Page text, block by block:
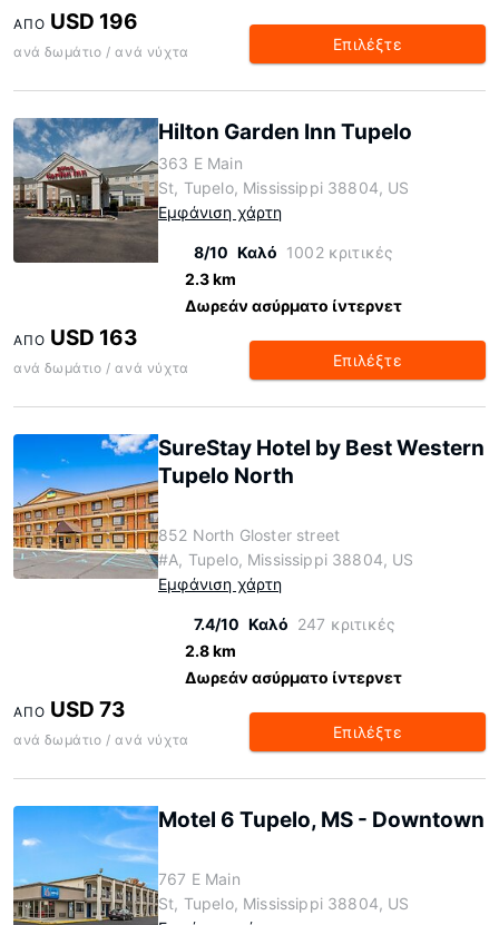
ΑΠΌ USD 196
ανά δωμάτιο / ανά νύχτα Επιλέξτε
Hilton Garden Inn Tupelo
363 E Main
St, Tupelo, Mississippi 38804, US
Εμφάνιση χάρτη
8/10 Καλό 1002 κριτικές
2.3 km
Δωρεάν ασύρματο ίντερνετ
ΑΠΌ USD 163
ανά δωμάτιο / ανά νύχτα Επιλέξτε
SureStay Hotel by Best Western
Tupelo North
852 North Gloster street
#A, Tupelo, Mississippi 38804, US
Εμφάνιση χάρτη
7.4/10 Καλό 247 κριτικές
2.8 km
Δωρεάν ασύρματο ίντερνετ
ΑΠΌ USD 73
ανά δωμάτιο / ανά νύχτα Επιλέξτε
Motel 6 Tupelo, MS - Downtown
767 E Main
St, Tupelo, Mississippi 38804, US